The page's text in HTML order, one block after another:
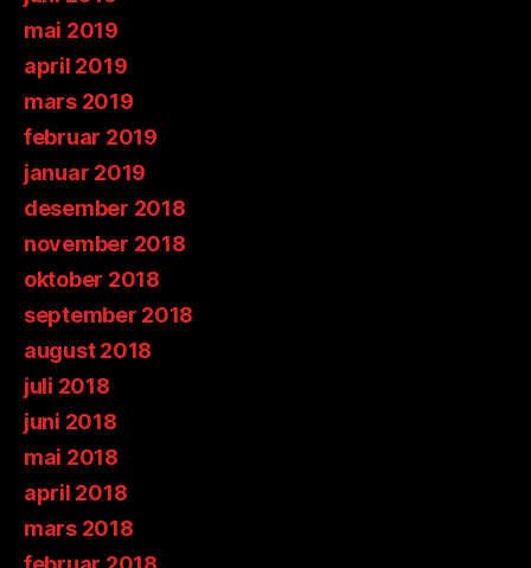
mai 2019
april 2019
mars 2019
februar 2019
januar 2019
desember 2018
november 2018
oktober 2018
september 2018
august 2018
juli 2018
juni 2018
mai 2018
april 2018
mars 2018